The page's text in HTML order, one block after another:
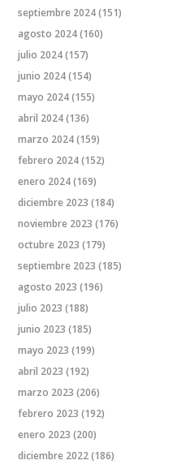
septiembre 2024(151)
agosto 2024(160)
julio 2024(157)
junio 2024(154)
mayo 2024(155)
abril 2024(136)
marzo 2024(159)
febrero 2024(152)
enero 2024(169)
diciembre 2023 (184)
noviembre 2023 (176)
octubre 2023 (179)
septiembre 2023 (185)
agosto 2023 (196)
julio 2023 (188)
junio 2023 (185)
mayo 2023 (199)
abril 2023 (192)
marzo 2023 (206)
febrero 2023 (192)
enero 2023 (200)
diciembre 2022(186)